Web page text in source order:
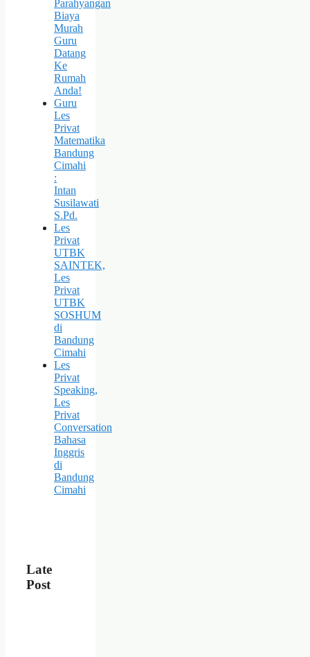
Parahyangan
Biaya
Murah
Guru
Datang
Ke
Rumah
Anda!
Guru
Les
Privat
Matematika
Bandung
Cimahi
:
Intan
Susilawati
S.Pd.
Les
Privat
UTBK
SAINTEK,
Les
Privat
UTBK
SOSHUM
di
Bandung
Cimahi
Les
Privat
Speaking,
Les
Privat
Conversation
Bahasa
Inggris
di
Bandung
Cimahi
Late
Post